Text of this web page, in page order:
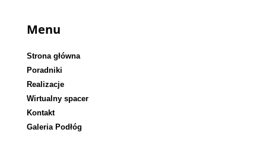
Menu
Strona główna
Poradniki
Realizacje
Wirtualny spacer
Kontakt
Galeria Podłóg